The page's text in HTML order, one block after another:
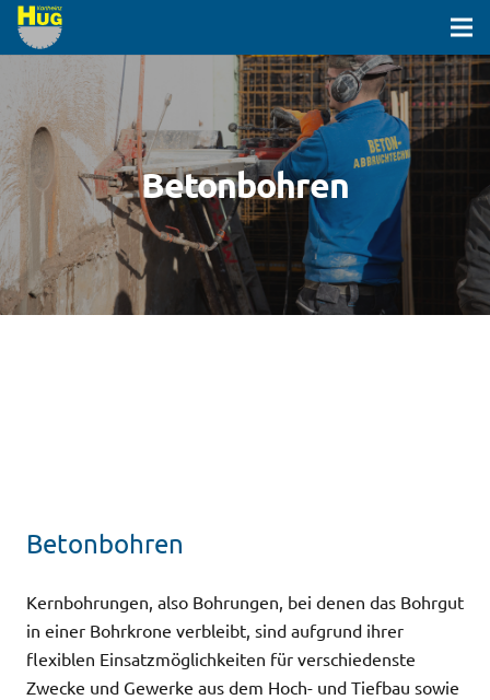
Betonbohren
Betonbohren
Kernbohrungen, also Bohrungen, bei denen das Bohrgut
in einer Bohrkrone verbleibt, sind aufgrund ihrer
flexiblen Einsatzmöglichkeiten für verschiedenste
Zwecke und Gewerke aus dem Hoch- und Tiefbau sowie